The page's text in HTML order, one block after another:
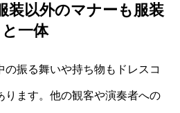
装以外のマナーも服装
と一体
の振る舞いや持ち物もドレスコ
ります。他の観客や演奏者への